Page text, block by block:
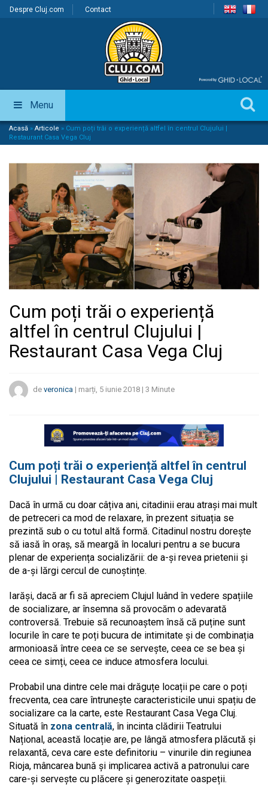
Despre Cluj.com Contact
Menu
Acasă » Articole » Cum poți trăi o experiență altfel în centrul Clujului |
Restaurant Casa Vega Cluj
Cum poți trăi o experiență
altfel în centrul Clujului |
Restaurant Casa Vega Cluj
de veronica | marți, 5 iunie 2018 | 3 Minute
Cum poți trăi o experiență altfel în centrul
Clujului | Restaurant Casa Vega Cluj
Dacă în urmă cu doar câțiva ani, citadinii erau atrași mai mult
de petreceri ca mod de relaxare, în prezent situația se
prezintă sub o cu totul altă formă. Citadinul nostru dorește
să iasă în oraș, să meargă în localuri pentru a se bucura
plenar de experiența socializării: de a-și revea prietenii și
de a-și lărgi cercul de cunoștințe.
Iarăși, dacă ar fi să apreciem Clujul luând în vedere spațiile
de socializare, ar însemna să provocăm o adevarată
controversă. Trebuie să recunoaștem însă că puține sunt
locurile în care te poți bucura de intimitate și de combinația
armonioasă între ceea ce se servește, ceea ce se bea și
ceea ce simți, ceea ce induce atmosfera locului.
Probabil una dintre cele mai drăguțe locații pe care o poți
frecventa, cea care întrunește caracteristicile unui spațiu de
socializare ca la carte, este Restaurant Casa Vega Cluj.
Situată în zona centrală, în incinta clădirii Teatrului
Național, această locație are, pe lângă atmosfera plăcută și
relaxantă, ceva care este definitoriu – vinurile din regiunea
Rioja, mâncarea bună și implicarea activă a patronului care
care-și servește cu plăcere și generozitate oaspeții.